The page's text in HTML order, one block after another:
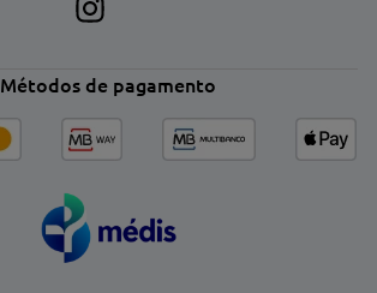
Métodos de pagamento